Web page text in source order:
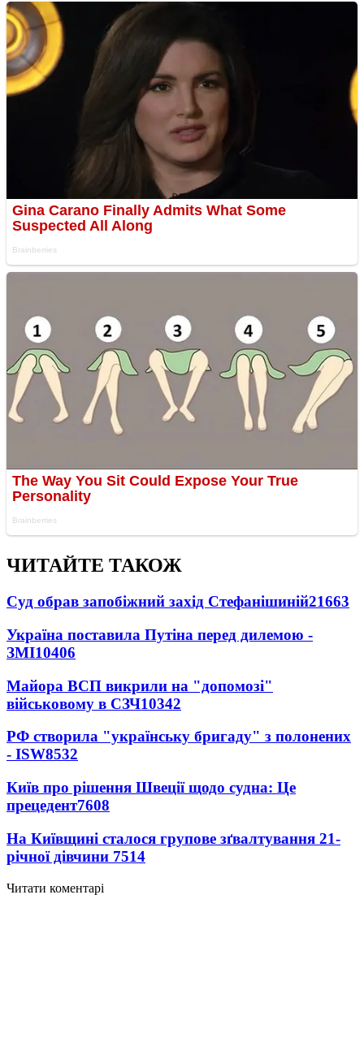
ЧИТАЙТЕ ТАКОЖ
Суд обрав запобіжний захід Стефанішиній21663
Україна поставила Путіна перед дилемою -
ЗМІ10406
Майора ВСП викрили на "допомозі"
військовому в СЗЧ10342
РФ створила "українську бригаду" з полонених
- ISW8532
Київ про рішення Швеції щодо судна: Це
прецедент7608
На Київщині сталося групове зґвалтування 21-
річної дівчини 7514
Читати коментарі